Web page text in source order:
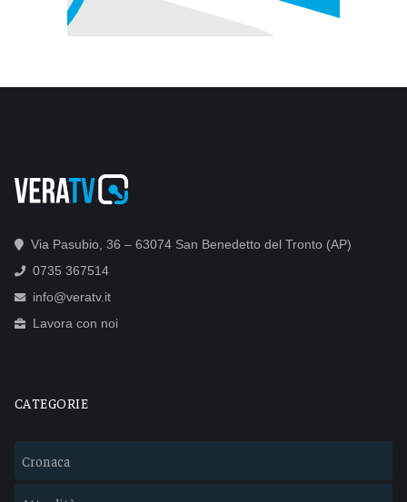
Via Pasubio, 36 – 63074 San Benedetto del Tronto (AP)
0735 367514
info@veratv.it
Lavora con noi
CATEGORIE
Cronaca